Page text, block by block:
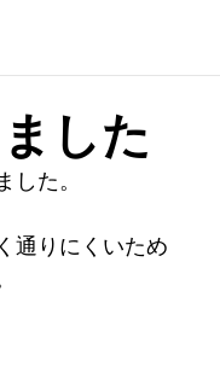
した
た。
通りにくいため